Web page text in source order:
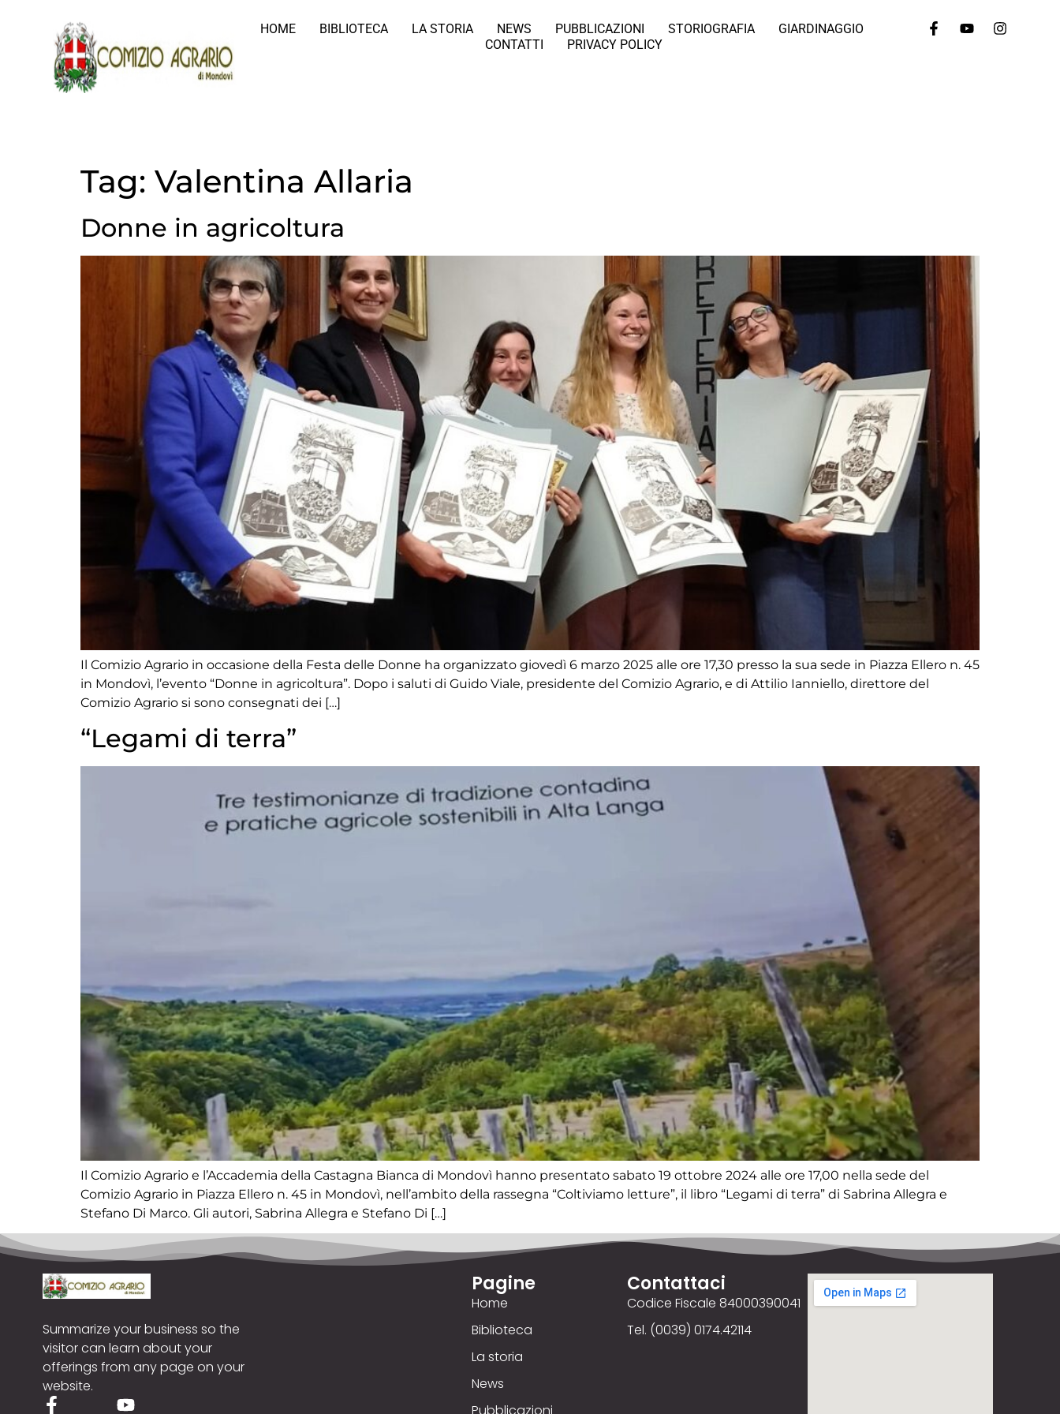
HOME BIBLIOTECA LA STORIA NEWS PUBBLICAZIONI STORIOGRAFIA
GIARDINAGGIO
CONTATTI
PRIVACY POLICY
Tag: Valentina Allaria
Donne in agricoltura
Il Comizio Agrario in occasione della Festa delle Donne ha organizzato giovedì 6 marzo 2025 alle ore 17,30 presso la sua sede in Piazza Ellero n. 45
in Mondovì, l’evento “Donne in agricoltura”. Dopo i saluti di Guido Viale, presidente del Comizio Agrario, e di Attilio Ianniello, direttore del
Comizio Agrario si sono consegnati dei […]
“Legami di terra”
Il Comizio Agrario e l’Accademia della Castagna Bianca di Mondovì hanno presentato sabato 19 ottobre 2024 alle ore 17,00 nella sede del
Comizio Agrario in Piazza Ellero n. 45 in Mondovì, nell’ambito della rassegna “Coltiviamo letture”, il libro “Legami di terra” di Sabrina Allegra e
Stefano Di Marco. Gli autori, Sabrina Allegra e Stefano Di […]
Summarize your business so the
visitor can learn about your
offerings from any page on your
website.
Pagine
Home
Biblioteca
La storia
News
Contattaci
Codice Fiscale 84000390041
Tel. (0039) 0174.42114